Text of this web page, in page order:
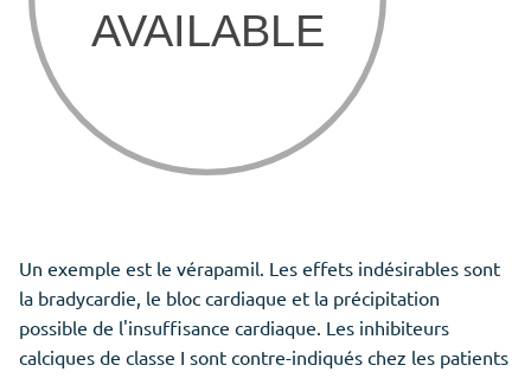
Un exemple est le vérapamil. Les effets indésirables sont
la bradycardie, le bloc cardiaque et la précipitation
possible de l'insuffisance cardiaque. Les inhibiteurs
calciques de classe I sont contre-indiqués chez les patients